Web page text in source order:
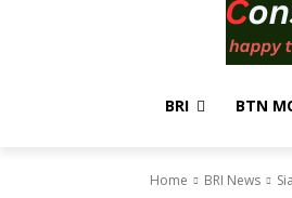
BRI BTN
Home BRI News